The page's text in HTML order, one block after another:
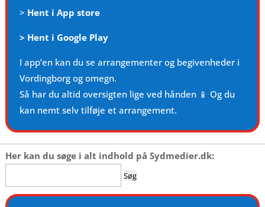
> Hent i App store
> Hent i Google Play
I app’en kan du se arrangementer og begivenheder i
Vordingborg og omegn.
Så har du altid oversigten lige ved hånden 📱 Og du
kan nemt selv tilføje et arrangement.
Her kan du søge i alt indhold på Sydmedier.dk:
efter: